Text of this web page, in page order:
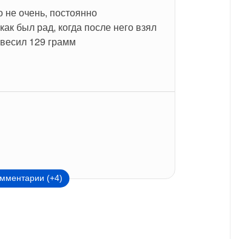
очень, постоянно
был рад, когда после него взял
129 грамм
(+4)